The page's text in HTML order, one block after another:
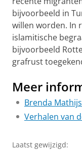
bijvoorbeeld in
willen worden. In
islamitische
bijvoorbeeld
grafrust
Meer
Brenda
Verhalen van
Laatst gewijzigd: